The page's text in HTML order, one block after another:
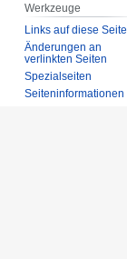
Werkzeuge
Links auf diese Seite
Änderungen an
verlinkten Seiten
Spezialseiten
Seiten­informationen